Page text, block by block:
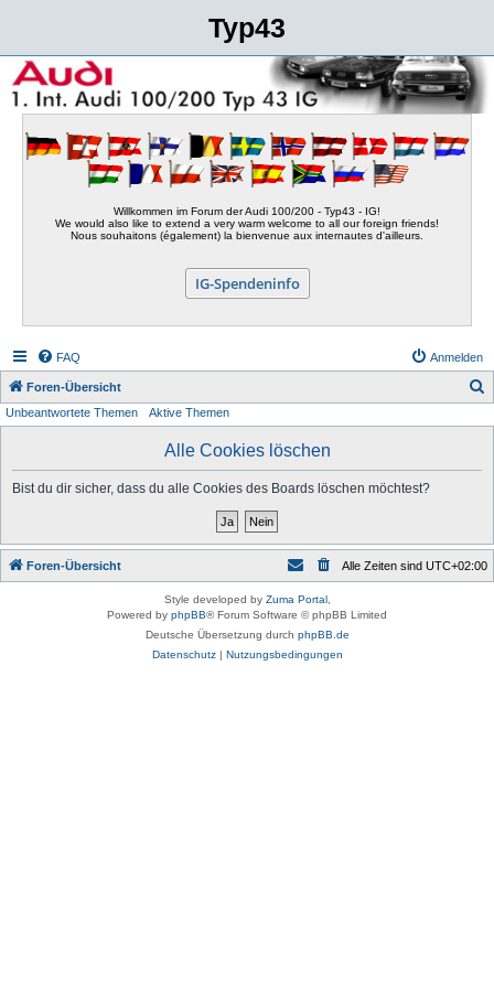
Typ43
Willkommen im Forum der Audi 100/200 - Typ43 - IG!
We would also like to extend a very warm welcome to all our foreign friends!
Nous souhaitons (également) la bienvenue aux internautes d'ailleurs.
IG-Spendeninfo
FAQ Anmelden
Foren-Übersicht
Unbeantwortete Themen Aktive Themen
Alle Cookies löschen
Bist du dir sicher, dass du alle Cookies des Boards löschen möchtest?
Foren-Übersicht Alle Zeiten sind UTC+02:00
Style developed by Zuma Portal,
Powered by phpBB® Forum Software © phpBB Limited
Deutsche Übersetzung durch phpBB.de
Datenschutz| Nutzungsbedingungen